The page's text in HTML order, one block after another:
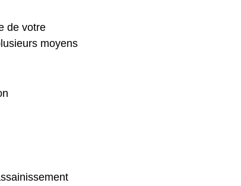
de votre
moyens